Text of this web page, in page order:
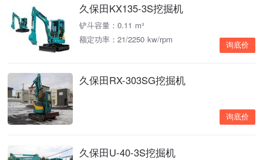
久保田KX135-3S挖掘机
铲斗容量：0.11 m³
额定功率：21/2250 kw/rpm
询底价
久保田RX-303SG挖掘机
询底价
久保田U-40-3S挖掘机